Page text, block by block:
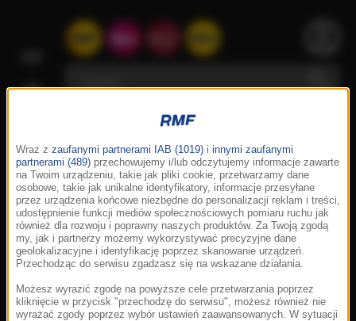
Wraz z zaufanymi partnerami IAB (1019) i innymi zaufanymi
partnerami (489) przechowujemy i/lub odczytujemy informacje zawarte
na Twoim urządzeniu, takie jak pliki cookie, przetwarzamy dane
osobowe, takie jak unikalne identyfikatory, informacje przesyłane
przez urządzenia końcowe niezbędne do personalizacji reklam i treści,
udostępnienie funkcji mediów społecznościowych pomiaru ruchu jak
również dla rozwoju i poprawny naszych produktów. Za Twoją zgodą
my, jak i partnerzy możemy wykorzystywać precyzyjne dane
geolokalizacyjne i identyfikację poprzez skanowanie urządzeń.
Przechodząc do serwisu zgadzasz się na wskazane działania.
Możesz wyrazić zgodę na powyższe cele przetwarzania poprzez
kliknięcie w przycisk "przechodzę do serwisu", możesz również nie
wyrażać zgody poprzez wybór ustawień zaawansowanych. W sytuacji